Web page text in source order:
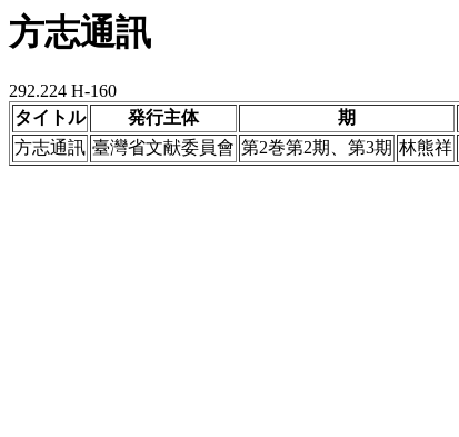
方志通訊
292.224 H-160
タイトル
発行主体 期
方志通訊 臺灣省文献委員會 第2巻第2期、第3期 林熊祥